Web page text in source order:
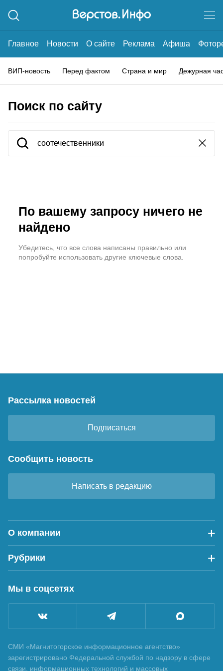
Главное Новости О сайте Реклама Афиша
ВИП-новость Перед фактом Страна и мир Дежурная
Поиск по сайту
По вашему запросу ничего не
найдено
Убедитесь, что все слова написаны правильно или
попробуйте использовать другие ключевые слова.
Рассылка новостей
Подписаться
Сообщить новость
Написать в редакцию
О компании
Рубрики
Мы в соцсетях
СМИ «Магнитогорское информационное агентство»
зарегистрировано Федеральной службой по надзору в сфере
связи, информационных технологий и массовых